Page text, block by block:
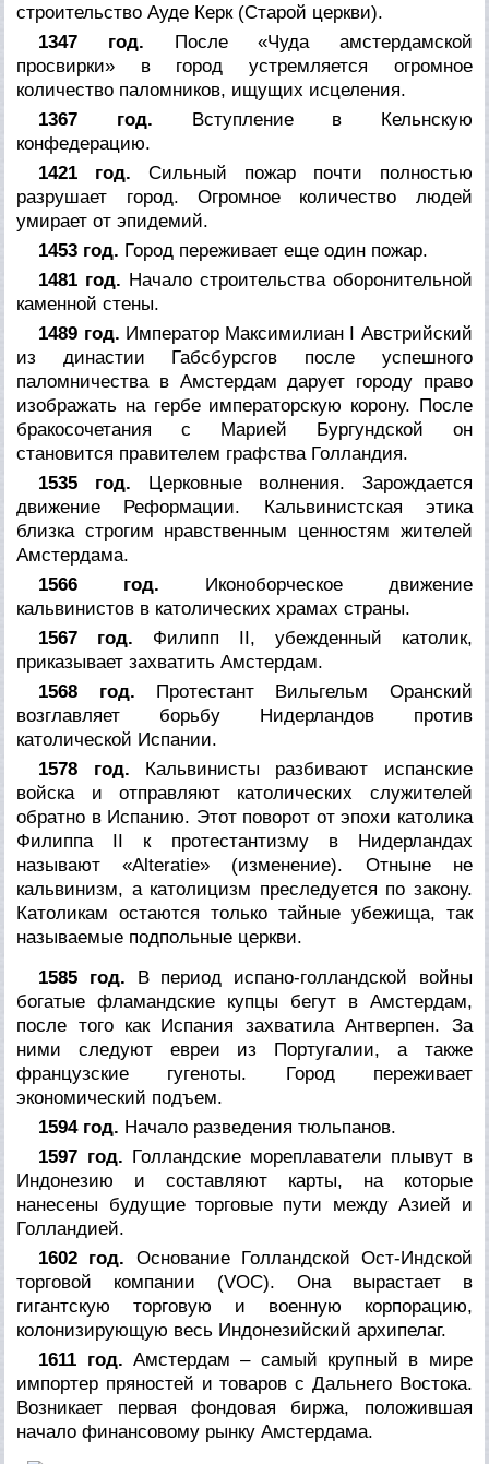
строительство Ауде Керк (Старой церкви).
1347 год. После «Чуда амстердамской
просвирки» в город устремляется огромное
количество паломников, ищущих исцеления.
1367 год. Вступление в Кельнскую
конфедерацию.
1421 год.Сильный пожар почти полностью
разрушает город. Огромное количество людей
умирает от эпидемий.
1453 год. Город переживает еще один пожар.
1481 год. Начало строительства оборонительной
каменной стены.
1489 год. Император Максимилиан I Австрийский
из династии Габсбурсгов после успешного
паломничества в Амстердам дарует городу право
изображать на гербе императорскую корону. После
бракосочетания с Марией Бургундской он
становится правителем графства Голландия.
1535 год. Церковные волнения. Зарождается
движение Реформации. Кальвинистская этика
близка строгим нравственным ценностям жителей
Амстердама.
1566 год. Иконоборческое движение
кальвинистов в католических храмах страны.
1567 год. Филипп II, убежденный католик,
приказывает захватить Амстердам.
1568 год. Протестант Вильгельм Оранский
возглавляет борьбу Нидерландов против
католической Испании.
1578 год. Кальвинисты разбивают испанские
войска и отправляют католических служителей
обратно в Испанию. Этот поворот от эпохи католика
Филиппа II к протестантизму в Нидерландах
называют «Alteratie» (изменение). Отныне не
кальвинизм, а католицизм преследуется по закону.
Католикам остаются только тайные убежища, так
называемые подпольные церкви.
1585 год. В период испано-голландской войны
богатые фламандские купцы бегут в Амстердам,
после того как Испания захватила Антверпен. За
ними следуют евреи из Португалии, а также
французские гугеноты. Город переживает
экономический подъем.
1594 год. Начало разведения тюльпанов.
1597 год. Голландские мореплаватели плывут в
Индонезию и составляют карты, на которые
нанесены будущие торговые пути между Азией и
Голландией.
1602 год. Основание Голландской Ост-Индской
торговой компании (VOC). Она вырастает в
гигантскую торговую и военную корпорацию,
колонизирующую весь Индонезийский архипелаг.
1611 год.Амстердам – самый крупный в мире
импортер пряностей и товаров с Дальнего Востока.
Возникает первая фондовая биржа, положившая
начало финансовому рынку Амстердама.